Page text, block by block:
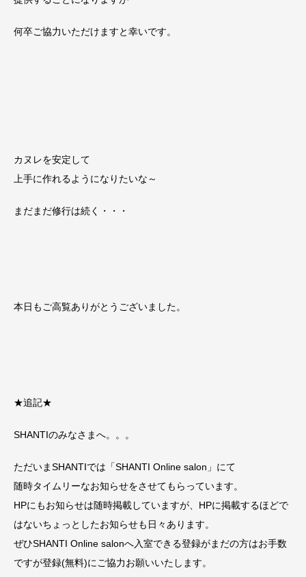
何卒ご協力いただけますと幸いです。
カヌレを安定して
上手に作れるようになりたいな～
まだまだ修行は続く・・・
本日もご高覧ありがとうございました。
★追記★
SHANTIのみなさまへ。。。
ただいまSHANTIでは「SHANTI Online salon」にて
随時タイムリーなお知らせをさせてもらっています。
HPにもお知らせは随時掲載していますが、HPに掲載するほどで
はないちょっとしたお知らせも日々あります。
ぜひSHANTI Online salonへ入室できる登録がまだの方はお手数
ですが登録(無料)にご協力お願いいたします。